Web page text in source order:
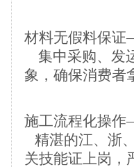
材料无假料保
集中采购、发
象，确保消费者
施工流程化操
精湛的江、浙
关技能证上岗，